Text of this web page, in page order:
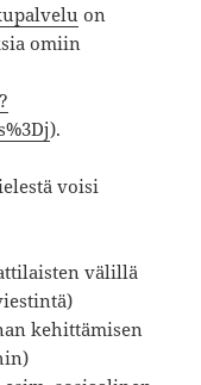
on
omiin
).
voisi
välillä
kehittämisen